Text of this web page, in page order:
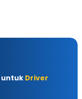
untuk Driver